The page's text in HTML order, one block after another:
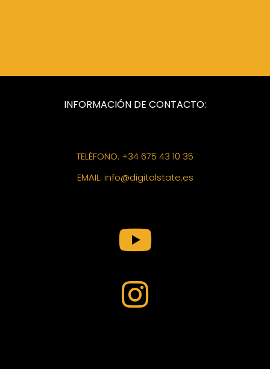
INFORMACIÓN DE CONTACTO:
TELÉFONO: +34 675 43 10 35
EMAIL: info@digitalstate.es